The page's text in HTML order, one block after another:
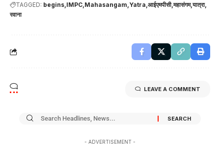
TAGGED: begins IMPC Mahasangam Yatra आईएमपीसी महासंगम यात्रा
रवाना
LEAVE A COMMENT
- ADVERTISEMENT -